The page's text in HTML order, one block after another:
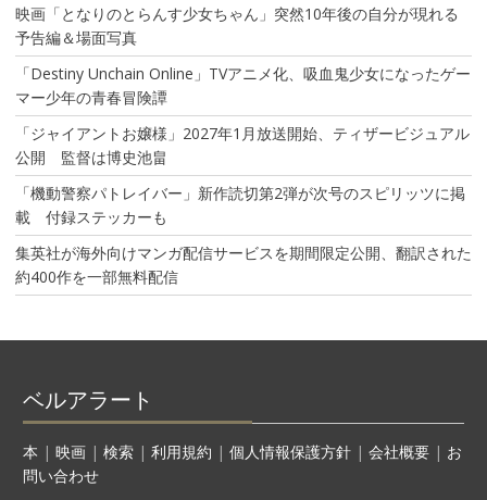
映画「となりのとらんす少女ちゃん」突然10年後の自分が現れる
予告編＆場面写真
「Destiny Unchain Online」TVアニメ化、吸血鬼少女になったゲー
マー少年の青春冒険譚
「ジャイアントお嬢様」2027年1月放送開始、ティザービジュアル
公開 監督は博史池畠
「機動警察パトレイバー」新作読切第2弾が次号のスピリッツに掲
載 付録ステッカーも
集英社が海外向けマンガ配信サービスを期間限定公開、翻訳された
約400作を一部無料配信
ベルアラート
本 | 映画| 検索| 利用規約 | 個人情報保護方針| 会社概要| お
問い合わせ